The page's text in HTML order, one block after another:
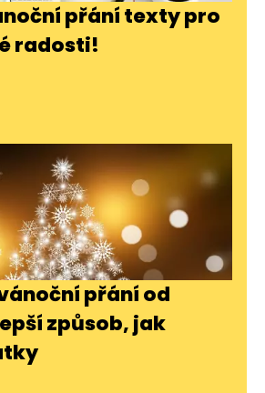
přání texty pro
radosti!
přání od
způsob, jak